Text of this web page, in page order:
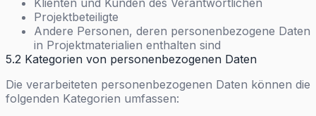
Klienten und Kunden des Verantwortlichen
Projektbeteiligte
Andere Personen, deren personenbezogene Daten
in Projektmaterialien enthalten sind
5.2 Kategorien von personenbezogenen Daten
Die verarbeiteten personenbezogenen Daten können die
folgenden Kategorien umfassen: